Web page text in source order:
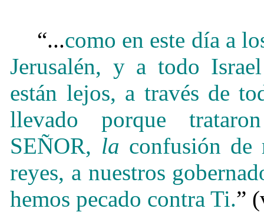
“...como en este día a
Jerusalén, y a todo
están lejos, a través de
llevado porque
SEÑOR, la confusión de
reyes, a nuestros
hemos pecado contra Ti.”